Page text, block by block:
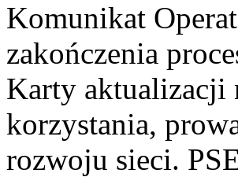
Komunikat
zakończenia
Karty aktualizacji
korzystania,
rozwoju sieci.